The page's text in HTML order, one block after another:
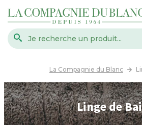
La Compagnie du Blanc
Linge de